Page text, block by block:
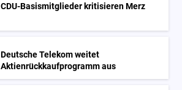
CDU-Basismitglieder kritisieren Merz
Deutsche Telekom weitet
Aktienrückkaufprogramm aus